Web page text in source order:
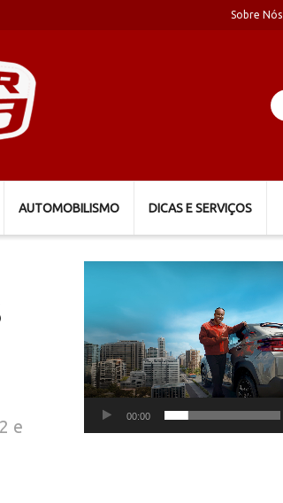
Sobre Nós
AUTOMOBILISMO DICAS E SERVIÇOS
e
00:00